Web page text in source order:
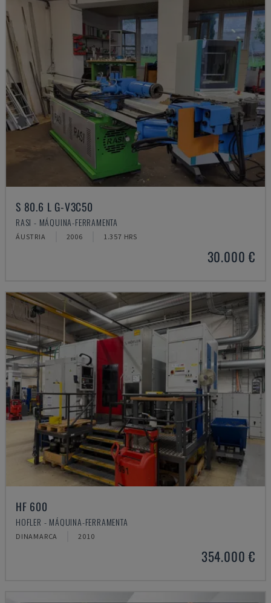
S 80.6 L G-V3C50
RASI - MÁQUINA-FERRAMENTA
ÁUSTRIA 2006 1.357 HRS
30.000 €
HF 600
HOFLER - MÁQUINA-FERRAMENTA
DINAMARCA 2010
354.000 €